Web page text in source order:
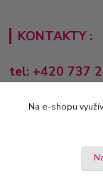
KONTAKTY :
tel: +420 737
Pondělí-Pátek: 8 - 17
obchod@e-
Na e-shopu